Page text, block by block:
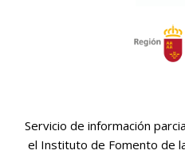
Servicio de información
el Instituto de Fomento de